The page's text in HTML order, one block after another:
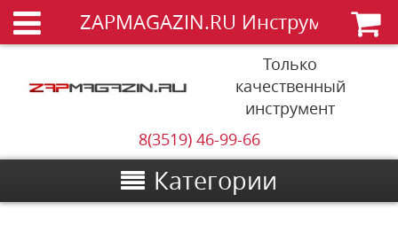
ZAPMAGAZIN.RU Инструменты
Только
качественный
инструмент
8(3519) 46-99-66
Категории